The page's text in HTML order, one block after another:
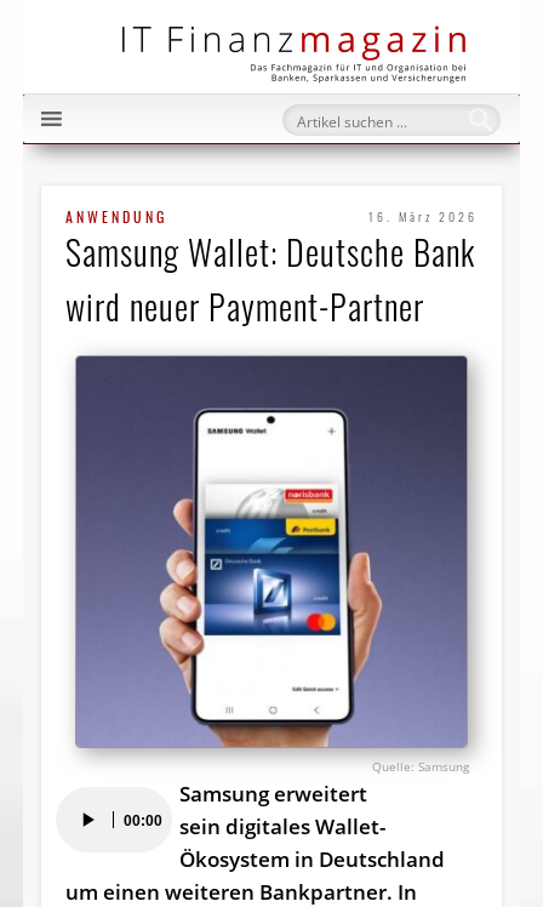
ANWENDUNG 16. März 2026
Samsung Wallet: Deutsche Bank
wird neuer Payment-Partner
Samsung
Player 00:00
Samsung erweitert
sein digitales Wallet-
Ökosystem in Deutschland
um einen weiteren Bankpartner. In